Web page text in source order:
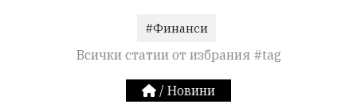
#Финанси
Всички статии от избрания #tag
/ Новини